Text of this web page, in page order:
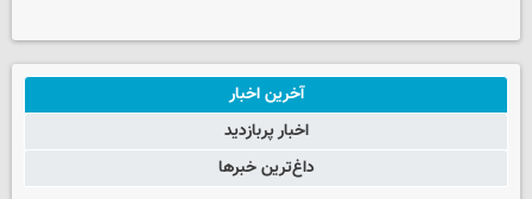
آخرین اخبار
اخبار پربازدید
داغ‌ترین خبرها